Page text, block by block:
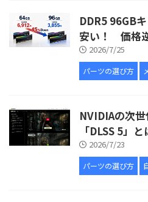
DDR5 96GB
安い！ 価格
2026/7/25
パーツの選び方
NVIDIAの次
「DLSS 5」と
2026/7/23
パーツの選び方